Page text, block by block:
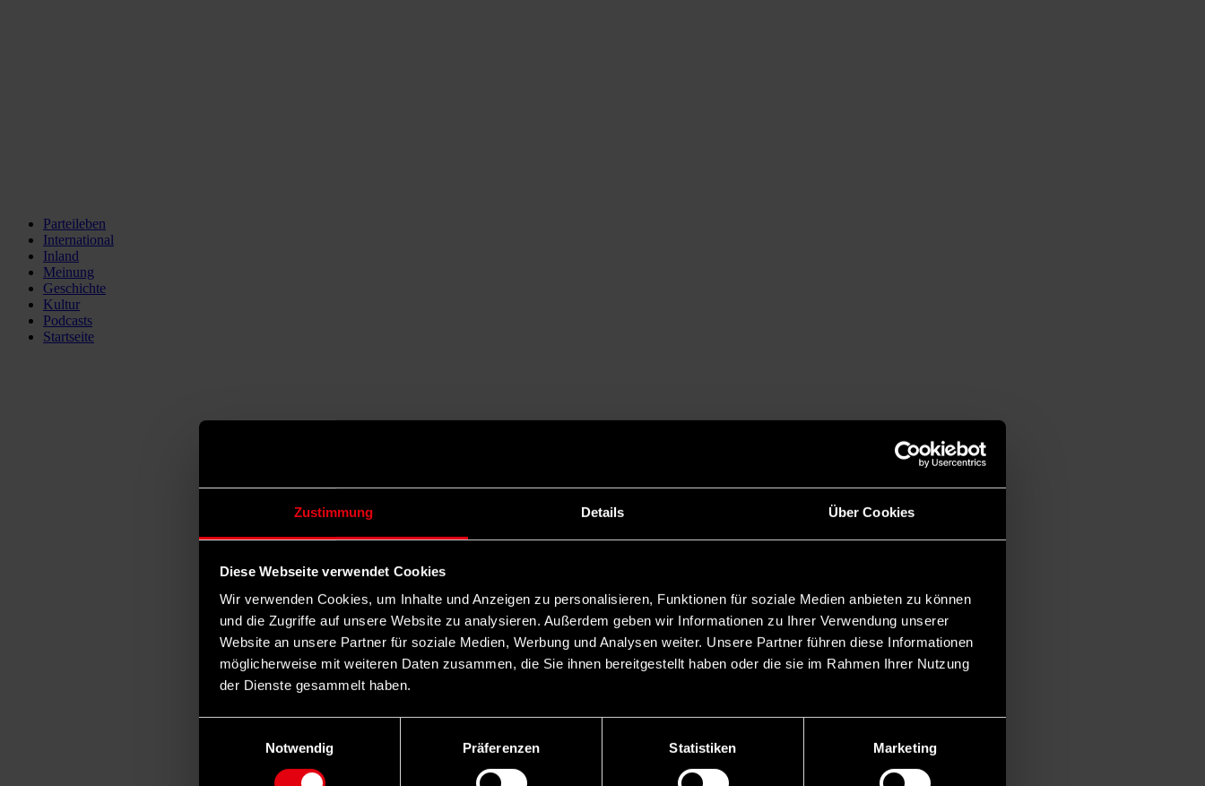
Zustimmung Details Über Cookies
Diese Webseite verwendet Cookies
Wir verwenden Cookies, um Inhalte und Anzeigen zu personalisieren, Funktionen für soziale Medien anbieten zu können
und die Zugriffe auf unsere Website zu analysieren. Außerdem geben wir Informationen zu Ihrer Verwendung unserer
Website an unsere Partner für soziale Medien, Werbung und Analysen weiter. Unsere Partner führen diese Informationen
möglicherweise mit weiteren Daten zusammen, die Sie ihnen bereitgestellt haben oder die sie im Rahmen Ihrer Nutzung
der Dienste gesammelt haben.
Notwendig
Präferenzen Statistiken Marketing
Parteileben
International
Inland
Meinung
Geschichte
Kultur
Podcasts
Startseite